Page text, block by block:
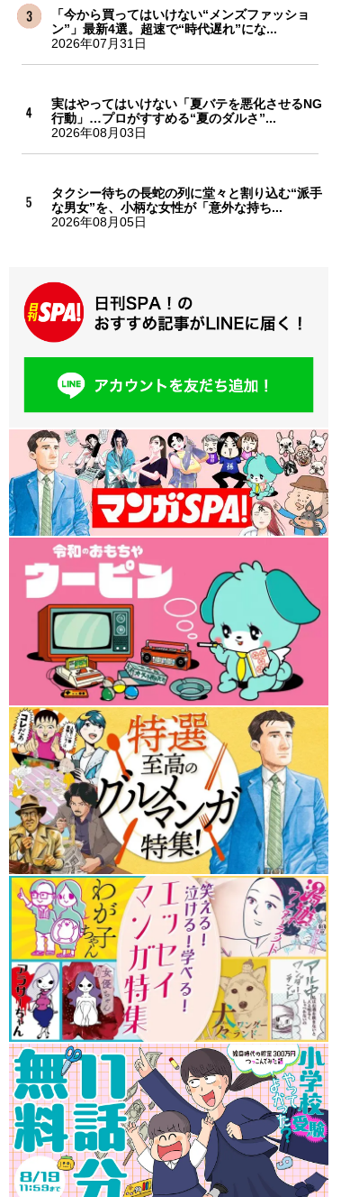
「今から買ってはいけない“メンズファッショ
ン”」最新4選。超速で“時代遅れ”にな...
2026年07月31日
実はやってはいけない「夏バテを悪化させるNG
行動」…プロがすすめる“夏のダルさ”...
2026年08月03日
タクシー待ちの長蛇の列に堂々と割り込む“派手
な男女”を、小柄な女性が「意外な持ち...
2026年08月05日